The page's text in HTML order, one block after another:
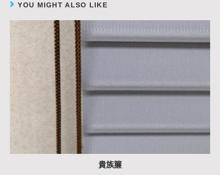
YOU MIGHT ALSO LIKE
貴族簾